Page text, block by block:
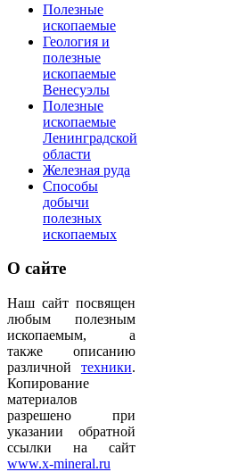
Полезные
ископаемые
Геология и
полезные
ископаемые
Венесуэлы
Полезные
ископаемые
Ленинградской
области
Железная руда
Способы
добычи
полезных
ископаемых
О сайте
Наш сайт посвящен
любым полезным
ископаемым, а
также описанию
различной техники.
Копирование
материалов
разрешено при
указании обратной
ссылки на сайт
www.x-mineral.ru